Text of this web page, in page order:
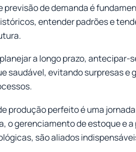
de demanda é
entender padrões e
a longo prazo, antecipar-
saudável, evitando surpresas e
produção perfeito é uma
o gerenciamento de estoque e
são aliados